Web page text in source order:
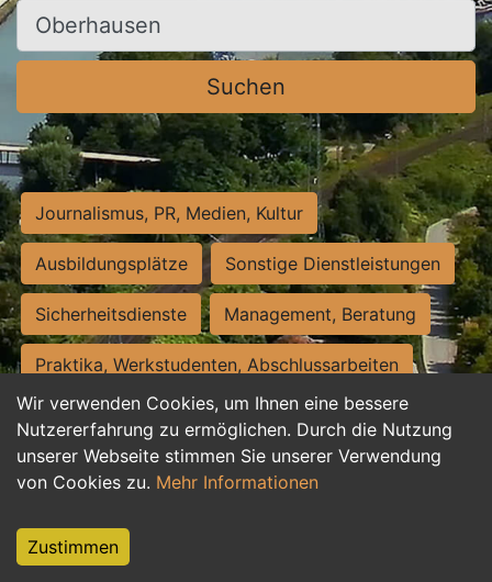
Wir verwenden Cookies, um Ihnen eine bessere
Nutzererfahrung zu ermöglichen. Durch die Nutzung
unserer Webseite stimmen Sie unserer Verwendung
von Cookies zu. Mehr Informationen
Zustimmen
Ort, Stadt
Suchen
Journalismus, PR, Medien, Kultur
Ausbildungsplätze Sonstige Dienstleistungen
Sicherheitsdienste Management, Beratung
Praktika, Werkstudenten, Abschlussarbeiten
Personalwesen Assistenz, Sekretariat
Hilfskräfte, Aushilfs- und Nebenjobs
Weiterbildung, Studium, duale Ausbildung